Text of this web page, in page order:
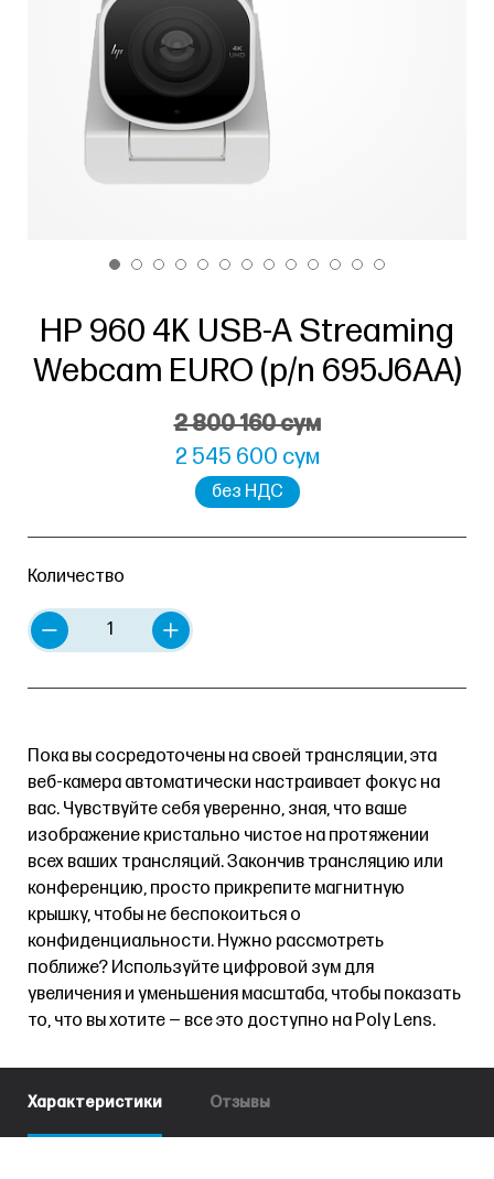
HP 960 4K USB-A Streaming
Webcam EURO (p/n 695J6AA)
2 800 160 сум
2 545 600 сум
без НДС
Количество
Пока вы сосредоточены на своей трансляции, эта
веб-камера автоматически настраивает фокус на
вас. Чувствуйте себя уверенно, зная, что ваше
изображение кристально чистое на протяжении
всех ваших трансляций. Закончив трансляцию или
конференцию, просто прикрепите магнитную
крышку, чтобы не беспокоиться о
конфиденциальности. Нужно рассмотреть
поближе? Используйте цифровой зум для
увеличения и уменьшения масштаба, чтобы показать
то, что вы хотите — все это доступно на Poly Lens.
Характеристики Отзывы